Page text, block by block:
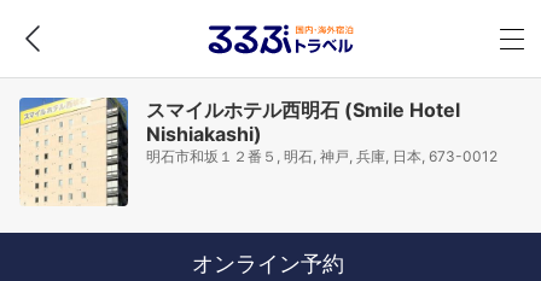
スマイルホテル西明石 (Smile Hotel
Nishiakashi)
明石市和坂１２番５, 明石, 神戸, 兵庫, 日本, 673-0012
オンライン予約